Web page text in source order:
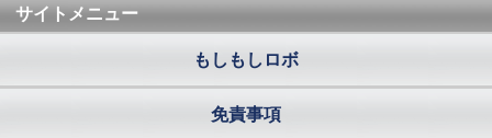
サイトメニュー
もしもしロボ
免責事項